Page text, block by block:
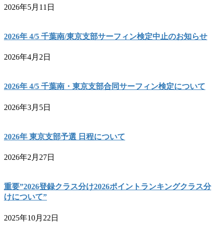
2026年5月11日
2026年 4/5 千葉南/東京支部サーフィン検定中止のお知らせ
2026年4月2日
2026年 4/5 千葉南・東京支部合同サーフィン検定について
2026年3月5日
2026年 東京支部予選 日程について
2026年2月27日
重要”2026登録クラス分け2026ポイントランキングクラス分
けについて”
2025年10月22日